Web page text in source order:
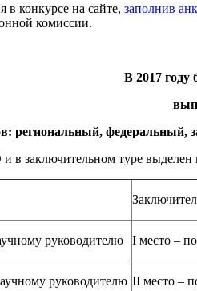
в конкурсе на сайте, заполнив
комиссии.
В 2017 году
региональный, федеральный,
в заключительном туре выделен
руководителю I место –
руководителю II место –